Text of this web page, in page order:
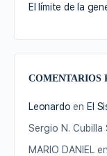
El límite de la
COMENTARIOS
Leonardo enEl
Sergio N. Cubilla
MARIO DANIEL en